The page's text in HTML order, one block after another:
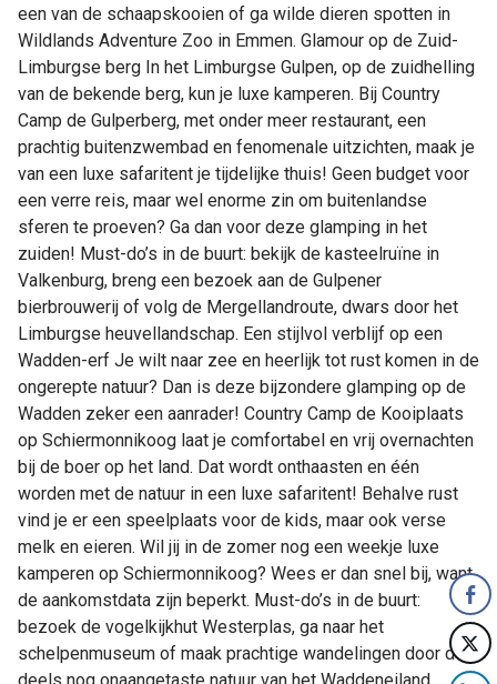
een van de schaapskooien of ga wilde dieren spotten in
Wildlands Adventure Zoo in Emmen. Glamour op de Zuid-
Limburgse berg In het Limburgse Gulpen, op de zuidhelling
van de bekende berg, kun je luxe kamperen. Bij Country
Camp de Gulperberg, met onder meer restaurant, een
prachtig buitenzwembad en fenomenale uitzichten, maak je
van een luxe safaritent je tijdelijke thuis! Geen budget voor
een verre reis, maar wel enorme zin om buitenlandse
sferen te proeven? Ga dan voor deze glamping in het
zuiden! Must-do’s in de buurt: bekijk de kasteelruïne in
Valkenburg, breng een bezoek aan de Gulpener
bierbrouwerij of volg de Mergellandroute, dwars door het
Limburgse heuvellandschap. Een stijlvol verblijf op een
Wadden-erf Je wilt naar zee en heerlijk tot rust komen in de
ongerepte natuur? Dan is deze bijzondere glamping op de
Wadden zeker een aanrader! Country Camp de Kooiplaats
op Schiermonnikoog laat je comfortabel en vrij overnachten
bij de boer op het land. Dat wordt onthaasten en één
worden met de natuur in een luxe safaritent! Behalve rust
vind je er een speelplaats voor de kids, maar ook verse
melk en eieren. Wil jij in de zomer nog een weekje luxe
kamperen op Schiermonnikoog? Wees er dan snel bij, want
de aankomstdata zijn beperkt. Must-do’s in de buurt:
bezoek de vogelkijkhut Westerplas, ga naar het
schelpenmuseum of maak prachtige wandelingen door de